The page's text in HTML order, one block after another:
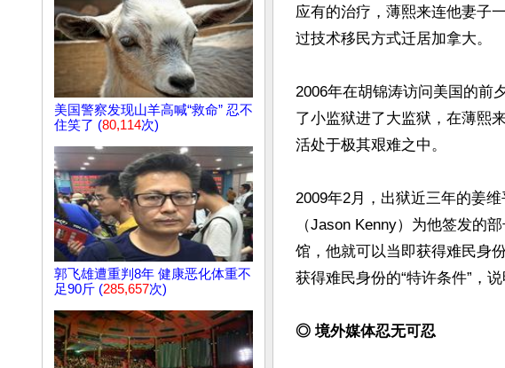
美国警察发现山羊高喊“救命” 忍不
住笑了 (80,114次)
郭飞雄遭重判8年 健康恶化体重不
足90斤 (285,657次)
应有的治疗，薄熙来连他妻子
过技术移民方式迁居加拿大。
2006年在胡锦涛访问美国的前
了小监狱进了大监狱，在薄熙
活处于极其艰难之中。
2009年2月，出狱近三年的姜
（Jason Kenny）为他签发的
馆，他就可以当即获得难民身
获得难民身份的“特许条件”，
◎ 境外媒体忍无可忍